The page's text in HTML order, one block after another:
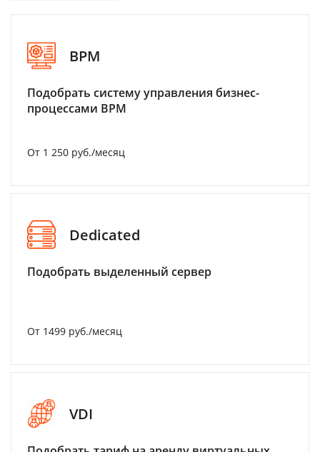
BPM
Подобрать систему управления бизнес-
процессами BPM
От 1 250 руб./месяц
Dedicated
Подобрать выделенный сервер
От 1499 руб./месяц
VDI